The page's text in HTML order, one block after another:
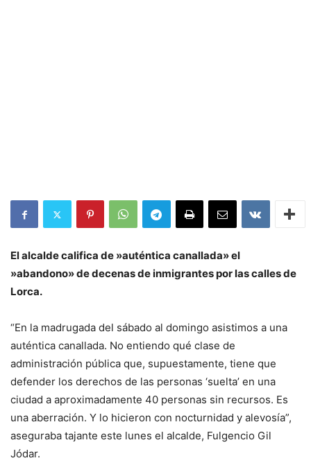
El alcalde califica de »auténtica canallada» el
»abandono» de decenas de inmigrantes por las calles de
Lorca.
“En la madrugada del sábado al domingo asistimos a una
auténtica canallada. No entiendo qué clase de
administración pública que, supuestamente, tiene que
defender los derechos de las personas ‘suelta’ en una
ciudad a aproximadamente 40 personas sin recursos. Es
una aberración. Y lo hicieron con nocturnidad y alevosía”,
aseguraba tajante este lunes el alcalde, Fulgencio Gil
Jódar.